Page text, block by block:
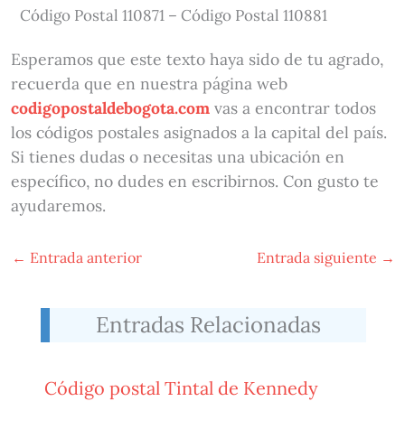
Código Postal 110871 – Código Postal 110881
Esperamos que este texto haya sido de tu agrado,
recuerda que en nuestra página web
codigopostaldebogota.comvas a encontrar todos
los códigos postales asignados a la capital del país.
Si tienes dudas o necesitas una ubicación en
específico, no dudes en escribirnos. Con gusto te
ayudaremos.
← Entrada anterior Entrada siguiente →
Entradas Relacionadas
Código postal Tintal de Kennedy